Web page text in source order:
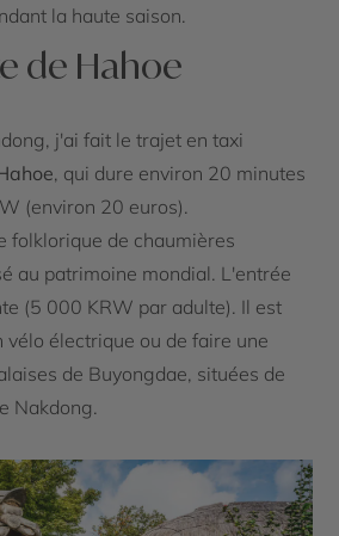
la haute saison.
de Hahoe
j'ai fait le trajet en taxi
, qui dure environ 20 minutes
(environ 20 euros).
folklorique de chaumières
au patrimoine mondial. L'entrée
(5 000 KRW par adulte). Il est
vélo électrique ou de faire une
de Buyongdae, situées de
Nakdong.